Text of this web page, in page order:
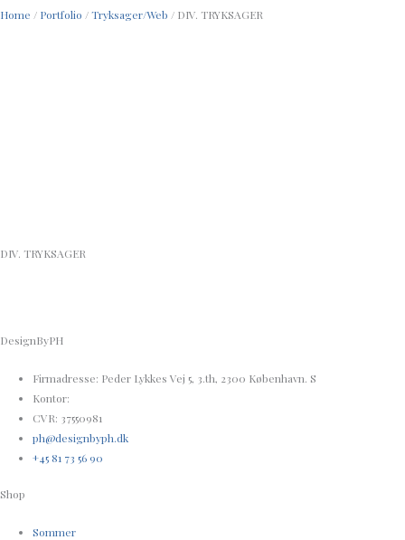
Home / Portfolio /Tryksager/Web / DIV. TRYKSAGER
DIV. TRYKSAGER
DesignByPH
Firmadresse: Peder Lykkes Vej 5, 3.th, 2300 København. S
Kontor:
CVR: 37550981
ph@designbyph.dk
+45 81 73 56 90
Shop
Sommer